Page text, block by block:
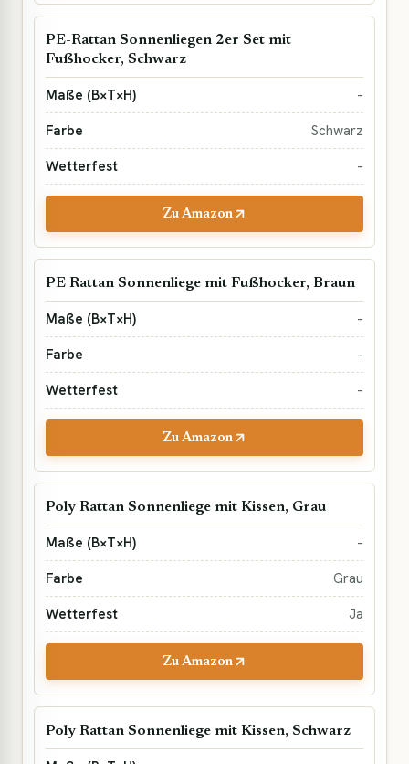
PE-Rattan Sonnenliegen 2er Set mit
Fußhocker, Schwarz
–
Schwarz
–
Zu Amazon
PE Rattan Sonnenliege mit Fußhocker, Braun
–
–
–
Zu Amazon
Poly Rattan Sonnenliege mit Kissen, Grau
–
Grau
Ja
Zu Amazon
Poly Rattan Sonnenliege mit Kissen, Schwarz